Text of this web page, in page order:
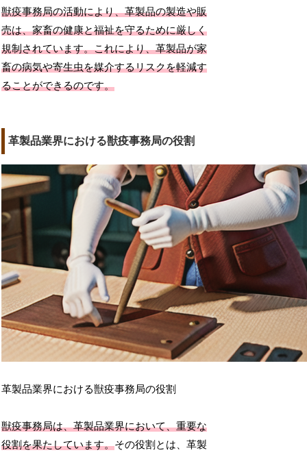
獣疫事務局の活動により、革製品の製造や販
売は、家畜の健康と福祉を守るために厳しく
規制されています。これにより、革製品が家
畜の病気や寄生虫を媒介するリスクを軽減す
ることができるのです。
革製品業界における獣疫事務局の役割
革製品業界における獣疫事務局の役割
獣疫事務局は、革製品業界において、重要な
役割を果たしています。その役割とは、革製